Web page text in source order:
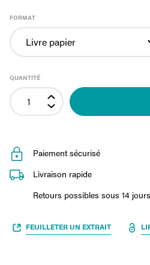
FORMAT
QUANTITÉ
Paiement sécurisé
Livraison rapide
Retours possibles sous 14 jours
FEUILLETER UN EXTRAIT